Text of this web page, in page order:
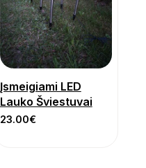
Įsmeigiami LED
Lauko Šviestuvai
23.00€